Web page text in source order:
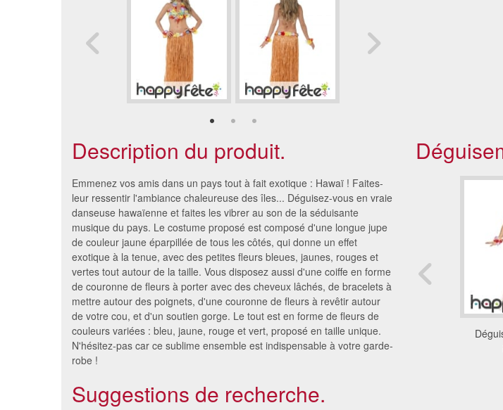
Description du produit.
Emmenez vos amis dans un pays tout à fait exotique : Hawaï ! Faites-
leur ressentir l'ambiance chaleureuse des îles... Déguisez-vous en vraie
danseuse hawaïenne et faites les vibrer au son de la séduisante
musique du pays. Le costume proposé est composé d'une longue jupe
de couleur jaune éparpillée de tous les côtés, qui donne un effet
exotique à la tenue, avec des petites fleurs bleues, jaunes, rouges et
vertes tout autour de la taille. Vous disposez aussi d'une coiffe en forme
de couronne de fleurs à porter avec des cheveux lâchés, de bracelets à
mettre autour des poignets, d'une couronne de fleurs à revêtir autour
de votre cou, et d'un soutien gorge. Le tout est en forme de fleurs de
couleurs variées : bleu, jaune, rouge et vert, proposé en taille unique.
N'hésitez-pas car ce sublime ensemble est indispensable à votre garde-
robe !
Suggestions de recherche.
Déguisement totem de tribus
pour adulte
Set de femme des cavernes
16 €